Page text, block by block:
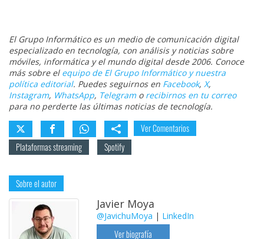
El Grupo Informático es un medio de comunicación digital
especializado en tecnología, con análisis y noticias sobre
móviles, informática y el mundo digital desde 2006. Conoce
más sobre el equipo de El Grupo Informático y nuestra
política editorial. Puedes seguirnos en Facebook, X,
Instagram, WhatsApp, Telegramo recibirnos en tu correo
para no perderte las últimas noticias de tecnología.
Ver Comentarios
Plataformas streaming
Spotify
Sobre el autor
Javier Moya
@JavichuMoya | LinkedIn
Ver biografía